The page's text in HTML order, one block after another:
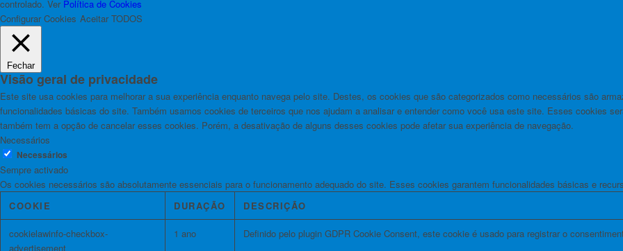
controlado. Ver Política de Cookies
Configurar Cookies Aceitar TODOS
Fechar
Visão geral de privacidade
Este site usa cookies para melhorar a sua experiência enquanto navega pelo site. Destes, os cookies que são categorizados como necessários são
funcionalidades básicas do site. Também usamos cookies de terceiros que nos ajudam a analisar e entender como você usa este site. Esses cookies
também tem a opção de cancelar esses cookies. Porém, a desativação de alguns desses cookies pode afetar sua experiência de navegação.
Necessários
Necessários
Sempre activado
Os cookies necessários são absolutamente essenciais para o funcionamento adequado do site. Esses cookies garantem funcionalidades básicas e
COOKIE
DURAÇÃO DESCRIÇÃO
cookielawinfo-checkbox-
advertisement
1 ano Definido pelo plugin GDPR Cookie Consent, este cookie é usado para registrar o